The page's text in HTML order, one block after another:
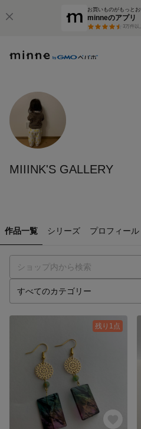
お買いものがもっと
minneのアプリ
3万件以
MIIINK'S GALLERY
作品一覧 シリーズ プロフィール
残り1点